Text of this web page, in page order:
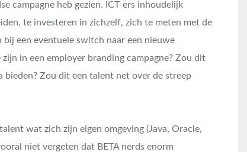
campagne heb gezien. ICT-ers inhoudelijk
te investeren in zichzelf, zich te meten met de
bij een eventuele switch naar een nieuwe
in een employer branding campagne? Zou dit
bieden? Zou dit een talent net over de streep
wat zich zijn eigen omgeving (Java, Oracle,
niet vergeten dat BETA nerds enorm